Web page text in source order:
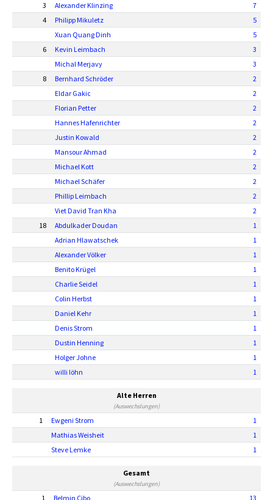
3
Alexander Klinzing
7
4
Philipp Mikuletz
5
Xuan Quang Dinh
5
6
Kevin Leimbach
3
Michal Merjavy
3
8
Bernhard Schröder
2
Eldar Gakic
2
Florian Petter
2
Hannes Hafenrichter
2
Justin Kowald
2
Mansour Ahmad
2
Michael Kott
2
Michael Schäfer
2
Phillip Leimbach
2
Viet David Tran Kha
2
18
Abdulkader Doudan
1
Adrian Hlawatschek
1
Alexander Völker
1
Benito Krügel
1
Charlie Seidel
1
Colin Herbst
1
Daniel Kehr
1
Denis Strom
1
Dustin Henning
1
Holger Johne
1
willi löhn
1
Alte Herren
(Auswechslungen)
1 Ewgeni Strom
1
Mathias Weisheit
1
Steve Lemke
1
Gesamt
(Auswechslungen)
1 Belmin Cibo
13